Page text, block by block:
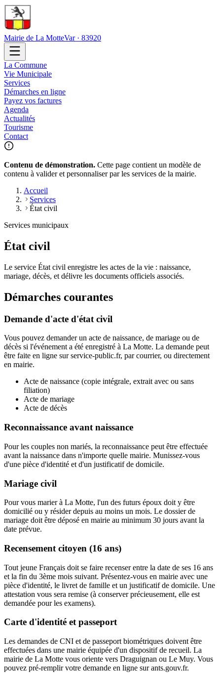
Mairie de La MotteVar · 83920
La Commune
Vie Municipale
Services
Démarches en ligne
Payez vos factures
Agenda
Actualités
Tourisme
Contact
Contenu de démonstration. Cette page contient un modèle de
contenu à valider et personnaliser par les services de la mairie.
Accueil
Services
État civil
Services municipaux
État civil
Le service État civil enregistre les actes de la vie : naissance,
mariage, décès, et délivre les documents officiels associés.
Démarches courantes
Demande d'acte d'état civil
Vous pouvez demander un acte de naissance, de mariage ou de
décès si l'événement a été enregistré à La Motte. La demande peut
être faite en ligne sur service-public.fr, par courrier, ou directement
en mairie.
Acte de naissance (copie intégrale, extrait avec ou sans
filiation)
Acte de mariage
Acte de décès
Reconnaissance avant naissance
Pour les couples non mariés, la reconnaissance peut être effectuée
avant la naissance dans n'importe quelle mairie. Munissez-vous
d'une pièce d'identité et d'un justificatif de domicile.
Mariage civil
Pour vous marier à La Motte, l'un des futurs époux doit y être
domicilié ou y résider depuis au moins un mois. Le dossier de
mariage doit être déposé en mairie au minimum 30 jours avant la
date prévue.
Recensement citoyen (16 ans)
Tout jeune Français doit se faire recenser entre la date de ses 16 ans
et la fin du 3ème mois suivant. Présentez-vous en mairie avec une
pièce d'identité, le livret de famille et un justificatif de domicile. Une
attestation vous sera remise (à conserver précieusement, elle est
demandée pour les examens).
Carte d'identité et passeport
Les demandes de CNI et de passeport biométriques doivent être
effectuées dans une mairie équipée d'un dispositif de recueil. La
mairie de La Motte vous oriente vers Draguignan ou Le Muy. Vous
pouvez pré-remplir votre demande en ligne sur ants.gouv.fr.